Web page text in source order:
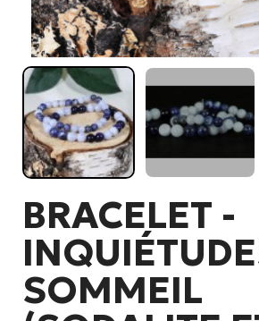
BRACELET -
SOMMEIL